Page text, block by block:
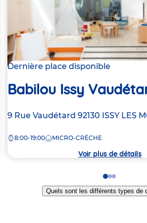
Dernière place disponible
Babilou Issy
Adresse
la
9 Rue Vaudétard 92130 ISSY LES
8:00-19:00 MICRO-CRÈCHE
Voir plus de détails
Go
to
slide
Go
to
slide
Go
to
slide
Quels sont les différents types de